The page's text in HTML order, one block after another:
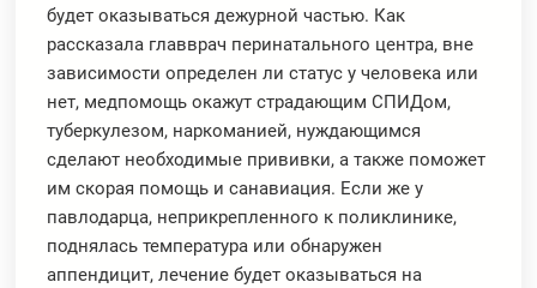
будет оказываться дежурной частью. Как
рассказала главврач перинатального центра, вне
зависимости определен ли статус у человека или
нет, медпомощь окажут страдающим СПИДом,
туберкулезом, наркоманией, нуждающимся
сделают необходимые прививки, а также поможет
им скорая помощь и санавиация. Если же у
павлодарца, неприкрепленного к поликлинике,
поднялась температура или обнаружен
аппендицит, лечение будет оказываться на